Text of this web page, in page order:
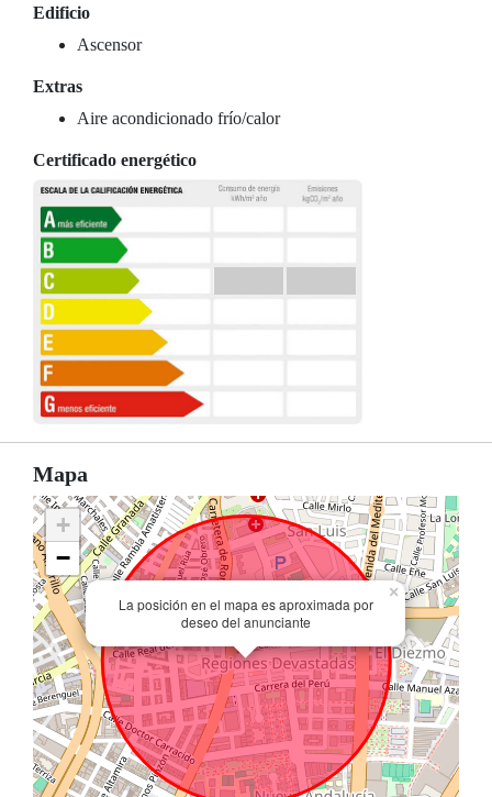
Edificio
Ascensor
Extras
Aire acondicionado frío/calor
Certificado energético
Mapa
La posición en el mapa es aproximada por
deseo del anunciante
×
+
−